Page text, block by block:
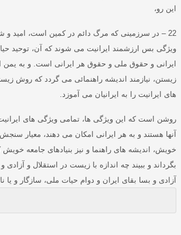
این رو،
22 – در سرزمینی که مرگ دائم در کمین است، امید و
ویژگی بس ارزشمند ایرانیت می شوند که آن، توحید
ایرانی و حقوق ملی و حقوق هر ایرانی است و به یمن
زیستن، نیازمند اندیشه راهنمائی می گردد که روش
های ایرانیت را به ایرانیان می آموزد
روشن است که این ویژگی ها، تمامی ویژگی های
آنها هستند و به هر ایرانی امکان می دهند، معیار سنجش
خویش، اندیشه های راهنما و نیز بنیادهای جامعه خویش
بگرداند و ببیند چه اندازه با زیست در استقلال و آزادی
آزادی و بسا بقای ایران و دوام حیات ملی، سازگار و یا